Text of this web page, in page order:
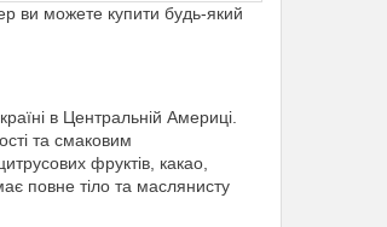
ви можете купити будь-який
в Центральній Америці.
та смаковим
фруктів, какао,
повне тіло та маслянисту